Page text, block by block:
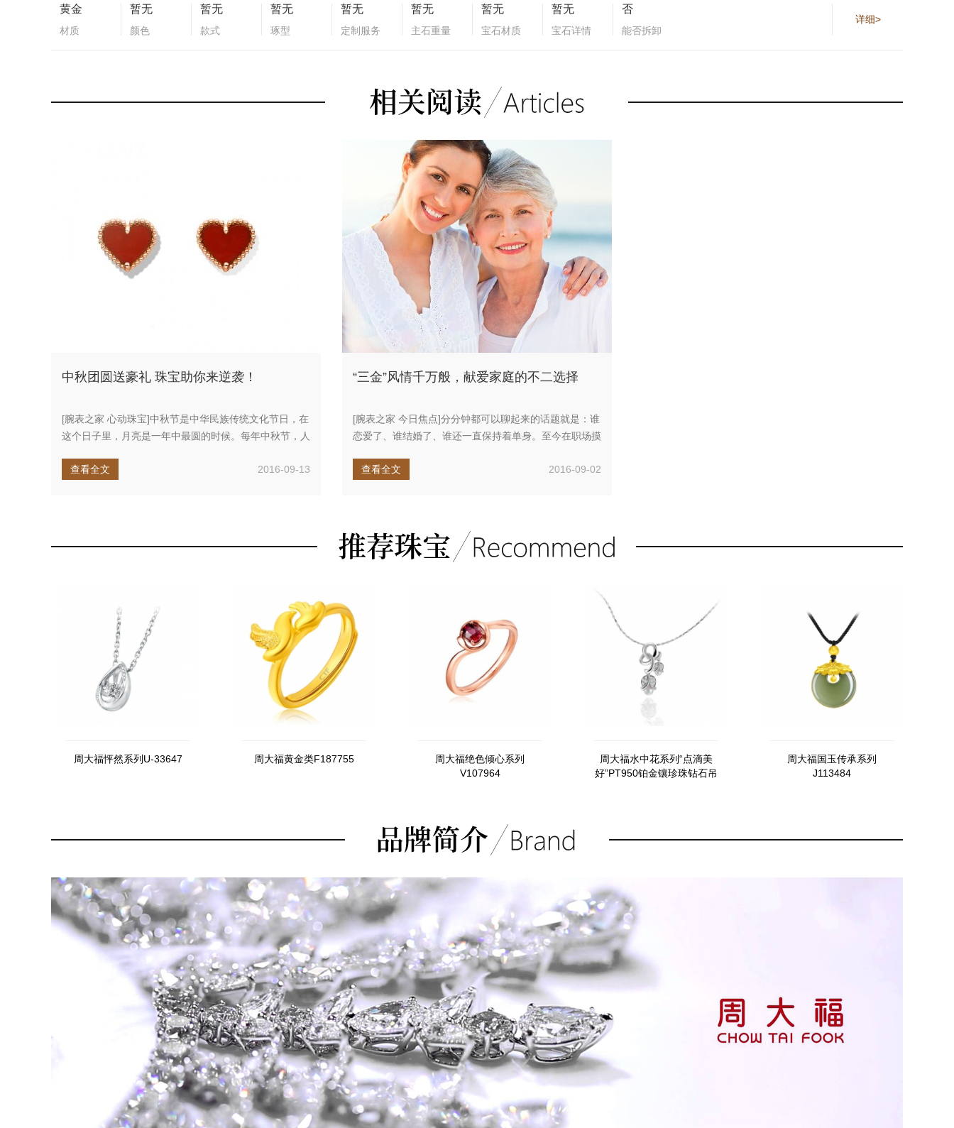
黄金
材质
暂无
颜色
暂无
款式
暂无
琢型
暂无
定制服务
暂无
主石重量
暂无
宝石材质
暂无
宝石详情
否
能否拆卸
详细>
中秋团圆送豪礼 珠宝助你来逆袭！
[腕表之家 心动珠宝]中秋节是中华民族传统文化节日，在
这个日子里，月亮是一年中最圆的时候。每年中秋节，人
查看全文
2016-09-13
“三金”风情千万般，献爱家庭的不二选择
[腕表之家 今日焦点]分分钟都可以聊起来的话题就是：谁
恋爱了、谁结婚了、谁还一直保持着单身。至今在职场摸
查看全文
2016-09-02
周大福怦然系列U-33647 周大福黄金类F187755
周大福绝色倾心系列
V107964
周大福水中花系列“点滴美
好”PT950铂金镶珍珠钻石吊
周大福国玉传承系列
J113484